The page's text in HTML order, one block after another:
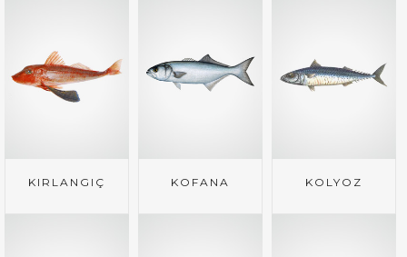
KIRLANGIÇ KOFANA KOLYOZ